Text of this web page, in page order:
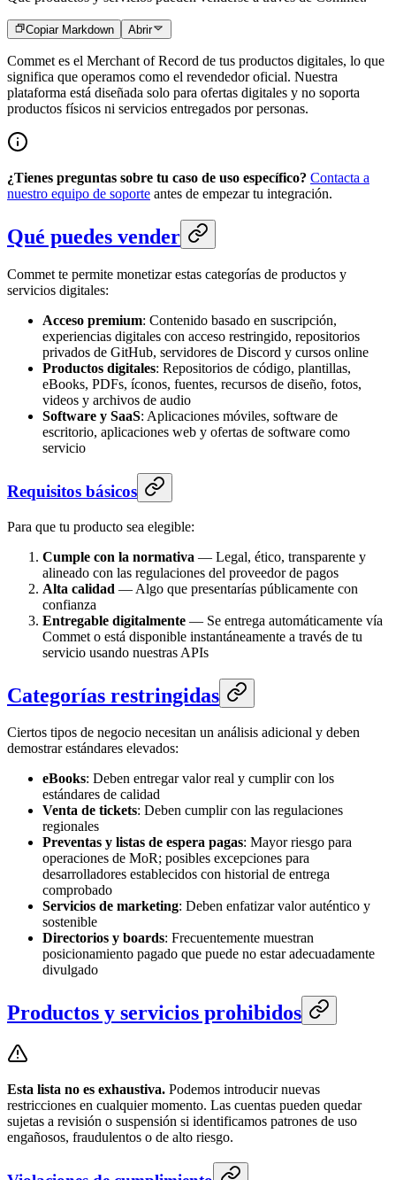
Copiar Markdown Abrir
Commet es el Merchant of Record de tus productos digitales, lo que
significa que operamos como el revendedor oficial. Nuestra
plataforma está diseñada solo para ofertas digitales y no soporta
productos físicos ni servicios entregados por personas.
¿Tienes preguntas sobre tu caso de uso específico? Contacta a
nuestro equipo de soporte antes de empezar tu integración.
Qué puedes vender
Commet te permite monetizar estas categorías de productos y
servicios digitales:
Acceso premium: Contenido basado en suscripción,
experiencias digitales con acceso restringido, repositorios
privados de GitHub, servidores de Discord y cursos online
Productos digitales: Repositorios de código, plantillas,
eBooks, PDFs, íconos, fuentes, recursos de diseño, fotos,
videos y archivos de audio
Software y SaaS: Aplicaciones móviles, software de
escritorio, aplicaciones web y ofertas de software como
servicio
Requisitos básicos
Para que tu producto sea elegible:
Cumple con la normativa — Legal, ético, transparente y
alineado con las regulaciones del proveedor de pagos
Alta calidad — Algo que presentarías públicamente con
confianza
Entregable digitalmente — Se entrega automáticamente vía
Commet o está disponible instantáneamente a través de tu
servicio usando nuestras APIs
Categorías restringidas
Ciertos tipos de negocio necesitan un análisis adicional y deben
demostrar estándares elevados:
eBooks: Deben entregar valor real y cumplir con los
estándares de calidad
Venta de tickets: Deben cumplir con las regulaciones
regionales
Preventas y listas de espera pagas: Mayor riesgo para
operaciones de MoR; posibles excepciones para
desarrolladores establecidos con historial de entrega
comprobado
Servicios de marketing: Deben enfatizar valor auténtico y
sostenible
Directorios y boards: Frecuentemente muestran
posicionamiento pagado que puede no estar adecuadamente
divulgado
Productos y servicios prohibidos
Esta lista no es exhaustiva. Podemos introducir nuevas
restricciones en cualquier momento. Las cuentas pueden quedar
sujetas a revisión o suspensión si identificamos patrones de uso
engañosos, fraudulentos o de alto riesgo.